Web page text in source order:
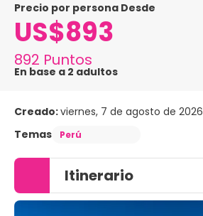
precio por persona Desde
US$893
892 Puntos
En base a 2 adultos
Creado:viernes, 7 de agosto de 2026
Temas
Perú
Itinerario